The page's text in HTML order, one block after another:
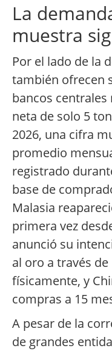
La
muestra
Por el lado de la
también ofrecen
bancos
neta de solo 5
2026, una cifra
promedio
registrado
base de
Malasia
primera vez
anunció su
al oro a través de
físicamente, y
compras a 15
A pesar de la
de grandes